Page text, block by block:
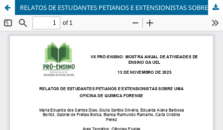
RELATOS DE ESTUDANTES PETIANOS E EXTENSIONISTAS SOBRE UMA OFICINA DE QUÍMICA FORENSE